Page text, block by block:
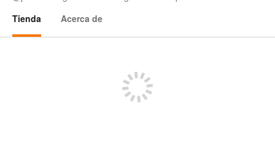
Tienda
Acerca de